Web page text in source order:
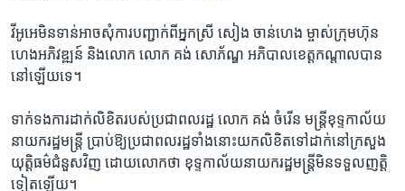
វីអូអេ​មិន​ទាន់​អាច​សុំ​ការ​បញ្ជាក់​ពី​អ្នកស្រី ​សៀង ចាន់ហេង ​ម្ចាស់​ក្រុមហ៊ុន​
ហេង​អភិវឌ្ឍន៍​ និង​លោក​ លោក ​គង់ សោភ័ណ្ឌ ​អភិបាល​ខេត្ត​កណ្តាល​បាន​
នៅ​ឡើយ​ទេ។​
ទាក់ទង​ការ​ដាក់​លិខិត​របស់​ប្រជា​ពលរដ្ឋ ​លោក​ គង់ ចំរើន ​មន្រ្តី​ខុទ្ទកាល័យ​
នា​យក​រដ្ឋ​មន្រ្តី ​ប្រាប់​ឱ្យ​ប្រជា​ពលរដ្ឋ​ទាំង​នោះ​យក​លិខិត​ទៅ​ដាក់​នៅ​ក្រសួង​
យុត្តិធម៌​ជំនួស​វិញ​ ដោយ​លោក​ថា​ ខុទ្ទកាល័យ​នាយក​រដ្ឋ​មន្រ្តី​មិន​ទទួល​ញត្តិ​
ទៀត​ឡើយ។​